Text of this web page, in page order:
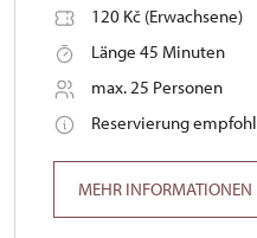
120 Kč (Erwachsene)
Länge 45 Minuten
max. 25 Personen
Reservierung
MEHR INFORMATIONEN